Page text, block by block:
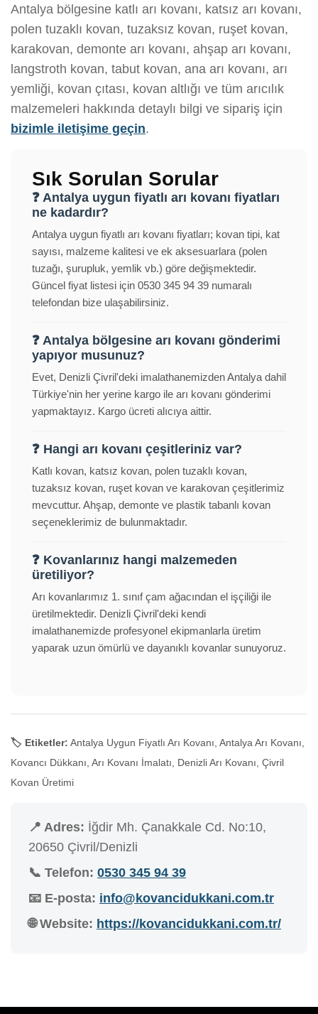
Antalya bölgesine katlı arı kovanı, katsız arı kovanı,
polen tuzaklı kovan, tuzaksız kovan, ruşet kovan,
karakovan, demonte arı kovanı, ahşap arı kovanı,
langstroth kovan, tabut kovan, ana arı kovanı, arı
yemliği, kovan çıtası, kovan altlığı ve tüm arıcılık
malzemeleri hakkında detaylı bilgi ve sipariş için
bizimle iletişime geçin.
Sık Sorulan Sorular
❓ Antalya uygun fiyatlı arı kovanı fiyatları
ne kadardır?
Antalya uygun fiyatlı arı kovanı fiyatları; kovan tipi, kat
sayısı, malzeme kalitesi ve ek aksesuarlara (polen
tuzağı, şurupluk, yemlik vb.) göre değişmektedir.
Güncel fiyat listesi için 0530 345 94 39 numaralı
telefondan bize ulaşabilirsiniz.
❓ Antalya bölgesine arı kovanı gönderimi
yapıyor musunuz?
Evet, Denizli Çivril'deki imalathanemizden Antalya dahil
Türkiye'nin her yerine kargo ile arı kovanı gönderimi
yapmaktayız. Kargo ücreti alıcıya aittir.
❓ Hangi arı kovanı çeşitleriniz var?
Katlı kovan, katsız kovan, polen tuzaklı kovan,
tuzaksız kovan, ruşet kovan ve karakovan çeşitlerimiz
mevcuttur. Ahşap, demonte ve plastik tabanlı kovan
seçeneklerimiz de bulunmaktadır.
❓ Kovanlarınız hangi malzemeden
üretiliyor?
Arı kovanlarımız 1. sınıf çam ağacından el işçiliği ile
üretilmektedir. Denizli Çivril'deki kendi
imalathanemizde profesyonel ekipmanlarla üretim
yaparak uzun ömürlü ve dayanıklı kovanlar sunuyoruz.
🏷️ Etiketler: Antalya Uygun Fiyatlı Arı Kovanı, Antalya Arı Kovanı,
Kovancı Dükkanı, Arı Kovanı İmalatı, Denizli Arı Kovanı, Çivril
Kovan Üretimi
📍 Adres: İğdir Mh. Çanakkale Cd. No:10,
20650 Çivril/Denizli
📞 Telefon: 0530 345 94 39
📧 E-posta: info@kovancidukkani.com.tr
🌐 Website: https://kovancidukkani.com.tr/